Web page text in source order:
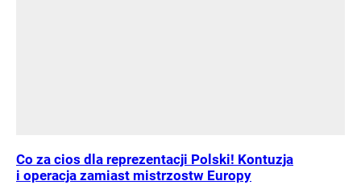
Co za cios dla reprezentacji Polski! Kontuzja
i operacja zamiast mistrzostw Europy